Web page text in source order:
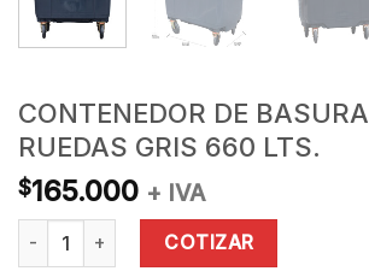
CONTENEDOR DE
RUEDAS GRIS 660 LTS.
$165.000 + IVA
CONTENEDOR DE BASURA CON
COTIZAR